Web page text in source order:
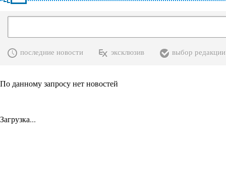
последние новости эксклюзив выбор редакции
По данному запросу нет новостей
Загрузка...